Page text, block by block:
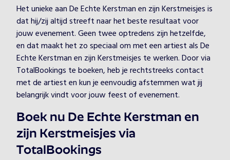
Het unieke aan De Echte Kerstman en zijn Kerstmeisjes is
dat hij/zij altijd streeft naar het beste resultaat voor
jouw evenement. Geen twee optredens zijn hetzelfde,
en dat maakt het zo speciaal om met een artiest als De
Echte Kerstman en zijn Kerstmeisjes te werken. Door via
TotalBookings te boeken, heb je rechtstreeks contact
met de artiest en kun je eenvoudig afstemmen wat jij
belangrijk vindt voor jouw feest of evenement.
Boek nu De Echte Kerstman en
zijn Kerstmeisjes via
TotalBookings